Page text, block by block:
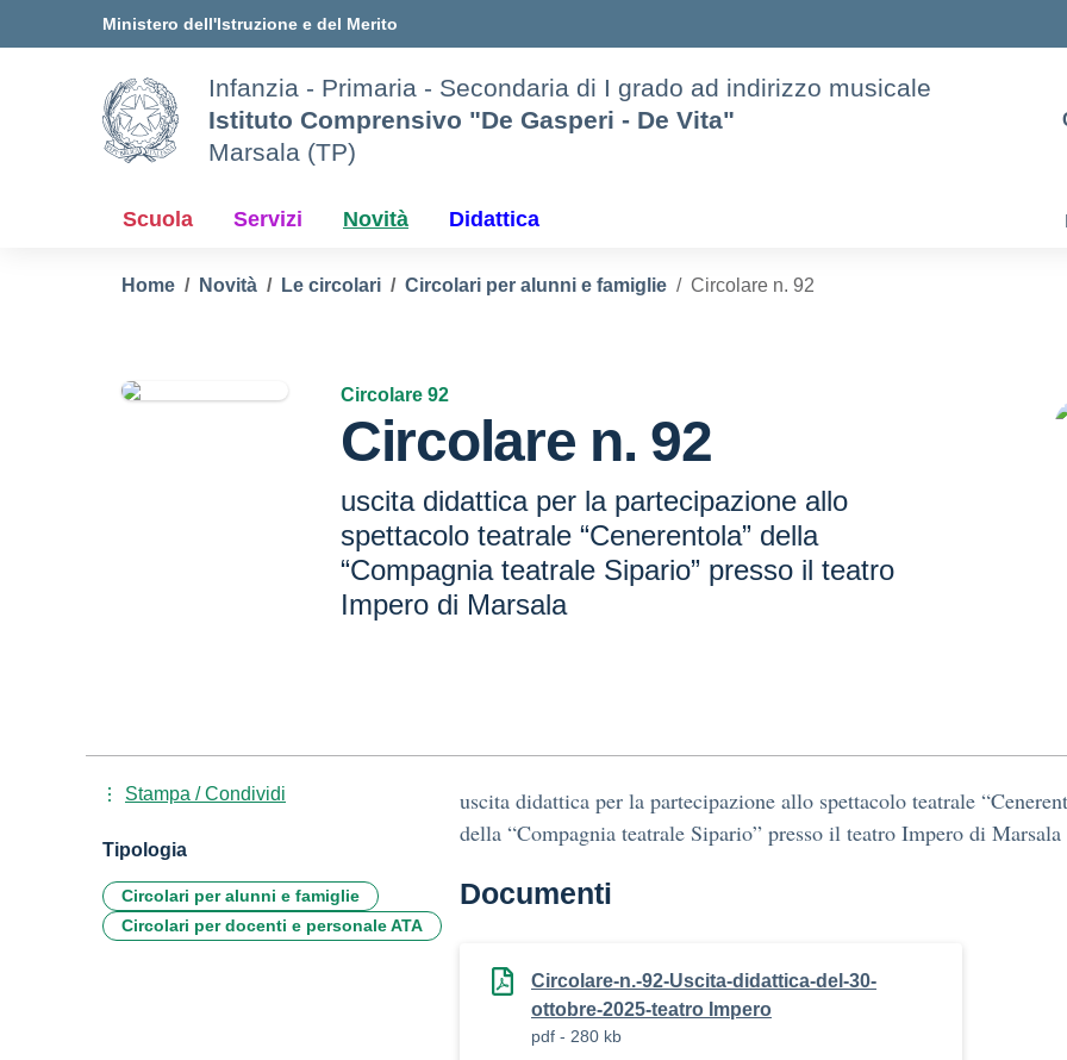
Ministero dell'Istruzione e del Merito
Infanzia - Primaria - Secondaria di I grado ad indirizzo musicale
Istituto Comprensivo "De Gasperi - De Vita"
Marsala (TP)
Scuola Servizi Novità Didattica
Home Novità Le circolari Circolari per alunni e famiglie Circolare n. 92
Circolare 92
Circolare n. 92
uscita didattica per la partecipazione allo
spettacolo teatrale “Cenerentola” della
“Compagnia teatrale Sipario” presso il teatro
Impero di Marsala
uscita didattica per la partecipazione allo spettacolo teatrale
della “Compagnia teatrale Sipario” presso il teatro Impero di Marsala
Documenti
Circolare-n.-92-Uscita-didattica-del-30-
ottobre-2025-teatro Impero
pdf - 280 kb
Stampa / Condividi
Tipologia
Circolari per alunni e famiglie
Circolari per docenti e personale ATA